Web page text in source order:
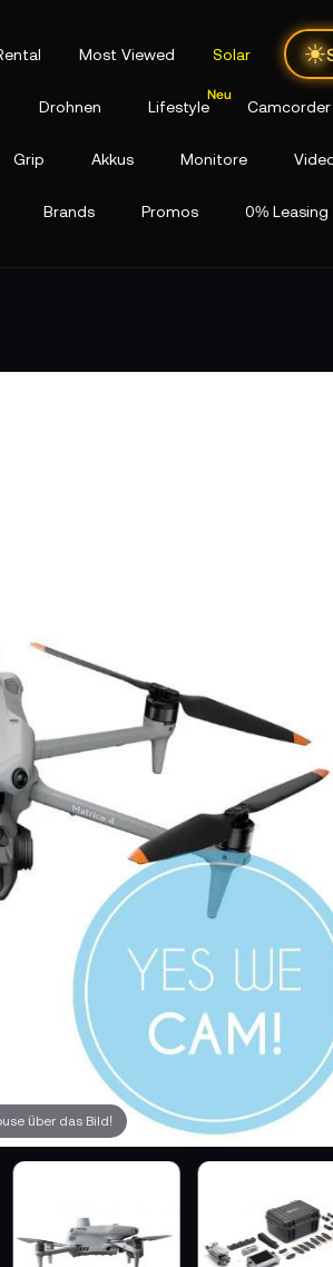
Most Viewed Solar
Drohnen Lifestyle Camcorder
Grip Akkus Monitore
Brands Promos 0% Leasing
über das Bild!